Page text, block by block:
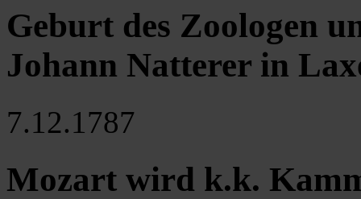
Geburt des Zoologen
Johann Natterer in
7.12.1787
Mozart wird k.k.